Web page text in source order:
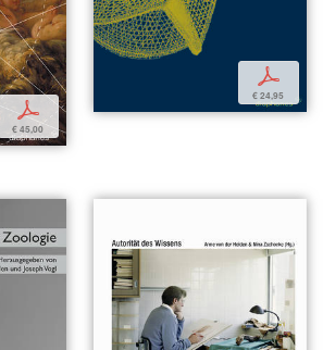
p
€ 45,00
p
€ 24,95